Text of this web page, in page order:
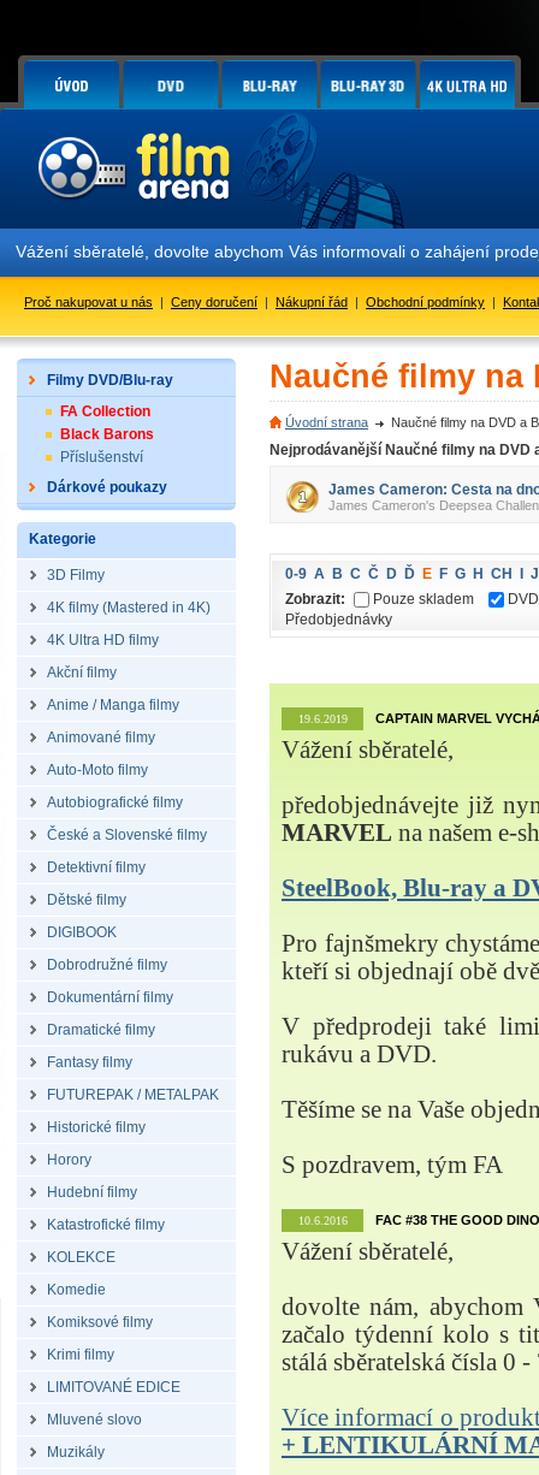
Vážení sběratelé, dovolte abychom Vás informovali o zahájení
Proč nakupovat u nás | Ceny doručení | Nákupní řád | Obchodní podmínky |
Filmy DVD/Blu-ray
FA Collection
Black Barons
Příslušenství
Dárkové poukazy
Kategorie
3D Filmy
4K filmy (Mastered in 4K)
4K Ultra HD filmy
Akční filmy
Anime / Manga filmy
Animované filmy
Auto-Moto filmy
Autobiografické filmy
České a Slovenské filmy
Detektivní filmy
Dětské filmy
DIGIBOOK
Dobrodružné filmy
Dokumentární filmy
Dramatické filmy
Fantasy filmy
FUTUREPAK / METALPAK
Historické filmy
Horory
Hudební filmy
Katastrofické filmy
KOLEKCE
Komedie
Komiksové filmy
Krimi filmy
LIMITOVANÉ EDICE
Mluvené slovo
Muzikály
Naučné filmy na
Úvodní strana Naučné filmy na DVD a
Nejprodávanější Naučné filmy na DVD
James Cameron: Cesta na
James Cameron's Deepsea
0-9 A B C Č D Ď E F G H CH
J
Zobrazit:
Pouze skladem
DVD
Předobjednávky
19.6.2019 CAPTAIN MARVEL
Vážení sběratelé,
předobjednávejte již
MARVEL na našem e-
SteelBook, Blu-ray a
Pro fajnšmekry
kteří si objednají obě
V předprodeji také
rukávu a DVD.
Těšíme se na Vaše
S pozdravem, tým FA
10.6.2016 FAC #38 THE GOOD
Vážení sběratelé,
dovolte nám,
začalo týdenní kolo s
stálá sběratelská čísla 0 -
Více informací o
+ LENTIKULÁRNÍ